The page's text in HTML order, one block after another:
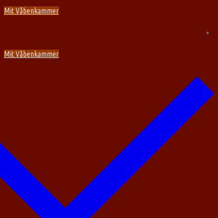
Spring
Menu
Luk
Mit Våbenkammer
Mit Våbenkammer